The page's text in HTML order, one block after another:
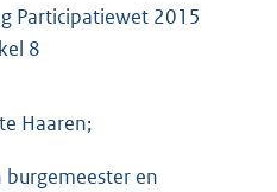
Participatiewet 2015
8
Haaren;
en